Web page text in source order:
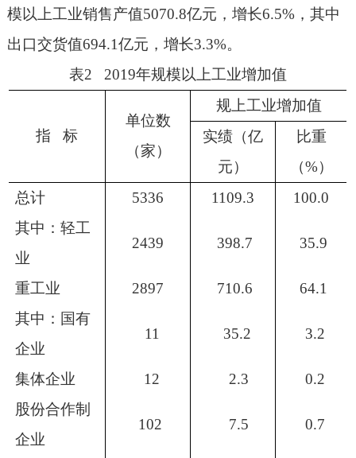
模以上工业销售产值5070.8亿元，增长6.5%，其中
出口交货值694.1亿元，增长3.3%。
表2 2019年规模以上工业增加值
指 标
单位数
（家）
规上工业增加值
实绩（亿
元）
比重
（%）
总计
5336 1109.3
100.0
其中：轻工
业
2439 398.7 35.9
重工业 2897 710.6
64.1
其中：国有
企业
11 35.2 3.2
集体企业 12 2.3
0.2
股份合作制
企业
102 7.5 0.7